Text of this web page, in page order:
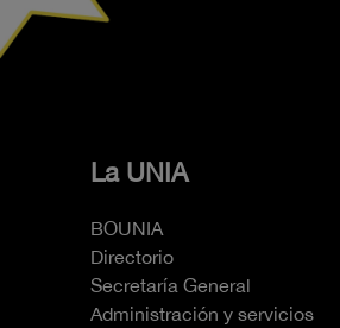
La UNIA
BOUNIA
Directorio
Secretaría General
Administración y servicios